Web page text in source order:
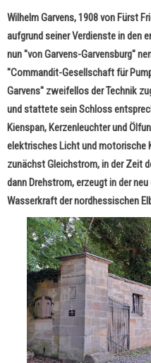
Wilhelm Garvens, 1908 von Fürst
aufgrund seiner Verdienste in den
nun "von Garvens-Garvensburg"
"Commandit-Gesellschaft für
Garvens" zweifellos der Technik
und stattete sein Schloss
Kienspan, Kerzenleuchter und
elektrisches Licht und
zunächst Gleichstrom, in der Zeit
dann Drehstrom, erzeugt in der
Wasserkraft der nordhessischen